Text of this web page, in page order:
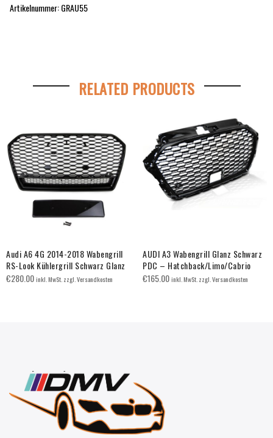
Artikelnummer: GRAU55
RELATED PRODUCTS
Audi A6 4G 2014-2018 Wabengrill
RS-Look Kühlergrill Schwarz Glanz
€280.00inkl. MwSt. zzgl. Versandkosten
AUDI A3 Wabengrill Glanz Schwarz
PDC – Hatchback/Limo/Cabrio
€165.00inkl. MwSt. zzgl. Versandkosten